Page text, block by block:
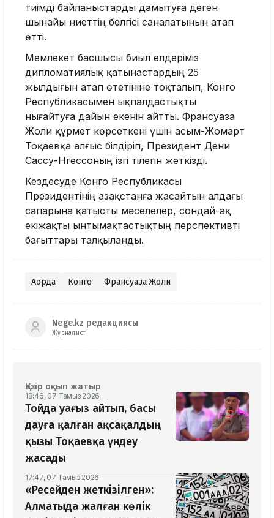
тиімді байланыстарды дамытуға деген
шынайы ниеттің белгісі саналатынын атап
өтті.
Мемлекет басшысы биыл елдеріміз
дипломатиялық қатынастардың 25
жылдығын атап өтетініне тоқталып, Конго
Республикасымен ықпалдастықты
нығайтуға дайын екенін айтты. Франсуаза
Жоли құрмет көрсеткені үшін Қасым-Жомарт
Тоқаевқа алғыс білдіріп, Президент Дени
Сассу-Нгессоның ізгі тілегін жеткізді.
Кездесуде Конго Республикасы
Президентінің Қазақстанға жасайтын алдағы
сапарына қатысты мәселелер, сондай-ақ
екіжақты ынтымақтастықтың перспективті
бағыттары талқыланды.
Ақорда Конго Франсуаза Жоли
Nege.kz редакциясы
Журналист
Қазір оқып жатыр
18:46, 07 Тамыз 2026
Тойда уағыз айтып, басы
дауға қалған ақсақалдың
қызы Тоқаевқа үндеу
жасады
17:47, 07 Тамыз 2026
«Ресейден жеткізілген»:
Алматыда жалған көлік